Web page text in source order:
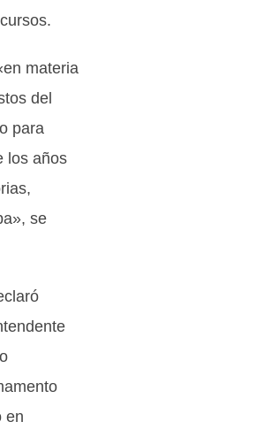
materia
del
para
los años
se
en